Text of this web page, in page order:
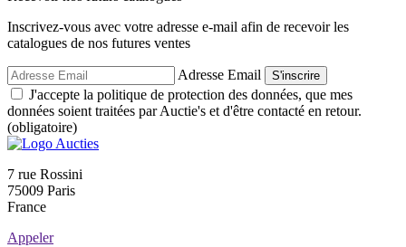
Inscrivez-vous avec votre adresse e-mail afin de recevoir les
catalogues de nos futures ventes
Adresse Email S'inscrire
J'accepte la politique de protection des données, que mes
données soient traitées par Auctie's et d'être contacté en retour.
(obligatoire)
7 rue Rossini
75009 Paris
France
Appeler